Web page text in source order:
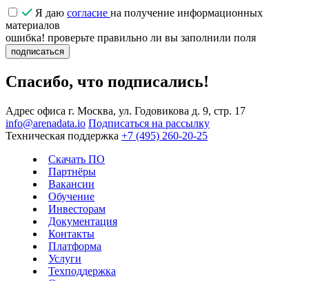
Я даю согласие на получение информационных
материалов
ошибка! проверьте правильно ли вы заполнили поля
подписаться
Спасибо, что подписались!
Адрес офиса г. Москва, ул. Годовикова д. 9, стр. 17
info@arenadata.io Подписаться на рассылку
Техническая поддержка +7 (495) 260-20-25
Скачать ПО
Партнёры
Вакансии
Обучение
Инвесторам
Документация
Контакты
Платформа
Услуги
Техподдержка